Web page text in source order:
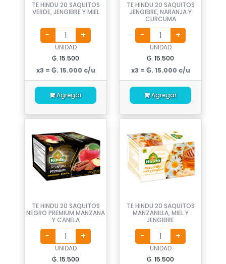
TE HINDU 20 SAQUITOS
VERDE, JENGIBRE Y MIEL
UNIDAD
₲. 15.500
x3 = ₲. 15.000 c/u
Agregar
TE HINDU 20 SAQUITOS
JENGIBRE, NARANJA Y
CURCUMA
UNIDAD
₲. 15.500
x3 = ₲. 15.000 c/u
Agregar
TE HINDU 20 SAQUITOS
NEGRO PREMIUM MANZANA
Y CANELA
UNIDAD
₲. 15.500
TE HINDU 20 SAQUITOS
MANZANILLA, MIEL Y
JENGIBRE
UNIDAD
₲. 15.500